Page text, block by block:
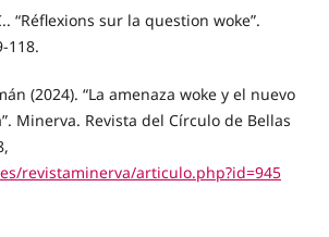
“Réflexions sur la question woke”.
118.
(2024). “La amenaza woke y el nuevo
Minerva. Revista del Círculo de Bellas
revistaminerva/articulo.php?id=945